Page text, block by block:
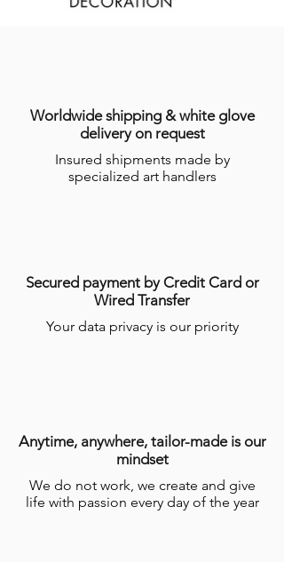
d’enregistrement de la commande,
l’Acheteur du délai dans lequel le
Produit devrait être expédié, étant
précisé que certains Produits nécessitent
un temps de réalisation de plusieurs
semaines par les Artisans.
Worldwide shipping & white glove
delivery on request
Insured shipments made by
specialized art handlers
Secured payment by Credit Card or
Wired Transfer
Your data privacy is our priority
Anytime, anywhere, tailor-made is our
mindset
We do not work, we create and give
life with passion every day of the year